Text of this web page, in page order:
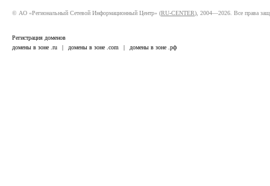
© АО «Региональный Сетевой Информационный Центр» (RU-CENTER), 2004—2026. Все права
Регистрация доменов
домены в зоне .ru
| домены в зоне .com | домены в зоне .рф